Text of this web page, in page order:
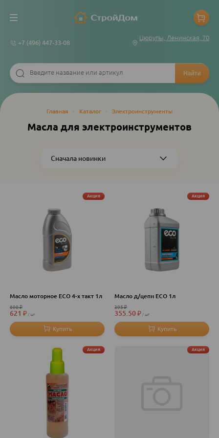
+7 (496) 447-33-08
Цюрупы, Ленинская, 70
Строка
Главная Каталог Электроинструменты
Масла для электроинструментов
Акция
Масло моторное ECO 4-х такт 1л
690₽
621 ₽ шт
Акция
Масло д/цепи ECO 1л
395₽
355.50₽ шт
Акция Акция